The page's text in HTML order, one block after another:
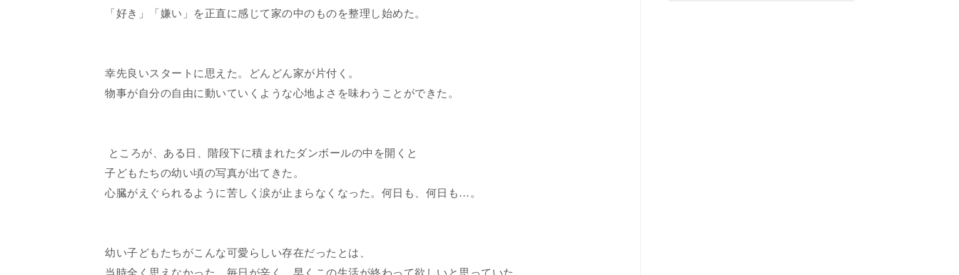
「好き」「嫌い」を正直に感じて家の中のものを整理し始めた。
幸先良いスタートに思えた。どんどん家が片付く。
物事が自分の自由に動いていくような心地よさを味わうことができた。
ところが、ある日、階段下に積まれたダンボールの中を開くと
子どもたちの幼い頃の写真が出てきた。
心臓がえぐられるように苦しく涙が止まらなくなった。何日も、何日も…。
幼い子どもたちがこんな可愛らしい存在だったとは、
当時全く思えなかった。毎日が辛く、早くこの生活が終わって欲しいと思っていた。